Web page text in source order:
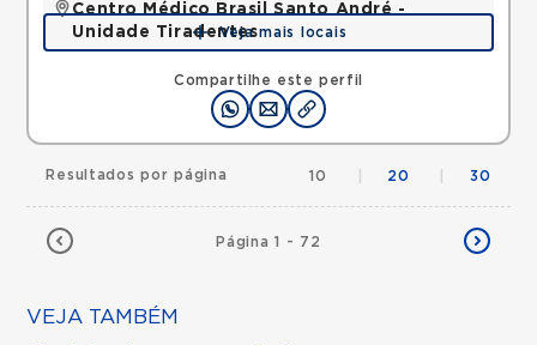
Compartilhe este perfil
Centro Médico Brasil Santo André -
Unidade Tiradentes
Rua Tiradentes, Vila Dora, Santo Andre, SP,
09030560 •Mapa
Veja mais locais
Página 1 - 72
Resultados por página 10 20 30
VEJA TAMBÉM